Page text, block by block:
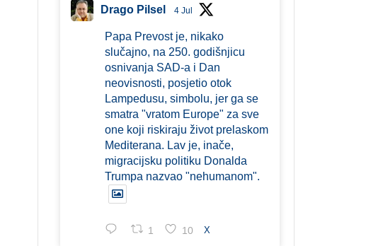
Drago Pilsel 4 Jul
Papa Prevost je, nikako
slučajno, na 250. godišnjicu
osnivanja SAD-a i Dan
neovisnosti, posjetio otok
Lampedusu, simbolu, jer ga se
smatra "vratom Europe" za sve
one koji riskiraju život prelaskom
Mediterana. Lav je, inače,
migracijsku politiku Donalda
Trumpa nazvao "nehumanom".
1 10 X